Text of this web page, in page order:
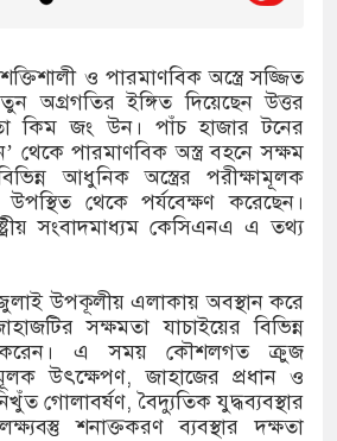
মোতায়েন করা হয়েছে:
প্রধানমন্ত্রীর
শিকার ভারতীয় জাহাজ
দ্বিতীয় স্থানে বাংলাদেশ
দিবস
সেনাসদস্য জামিনে
ও পারমাণবিক অস্ত্রে সজ্জিত
অগ্রগতির ইঙ্গিত দিয়েছেন উত্তর
কিম জং উন। পাঁচ হাজার টনের
থেকে পারমাণবিক অস্ত্র বহনে সক্ষম
আধুনিক অস্ত্রের পরীক্ষামূলক
থেকে পর্যবেক্ষণ করেছেন।
সংবাদমাধ্যম কেসিএনএ এ তথ্য
উপকূলীয় এলাকায় অবস্থান করে
সক্ষমতা যাচাইয়ের বিভিন্ন
করেন। এ সময় কৌশলগত ক্রুজ
উৎক্ষেপণ, জাহাজের প্রধান ও
গোলাবর্ষণ, বৈদ্যুতিক যুদ্ধব্যবস্থার
শনাক্তকরণ ব্যবস্থার দক্ষতা